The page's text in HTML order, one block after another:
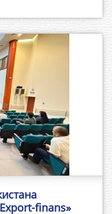
finans»